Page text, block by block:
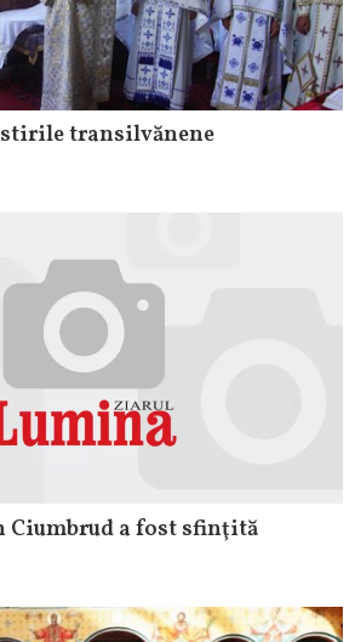
transilvănene
Ciumbrud a fost sfinţită